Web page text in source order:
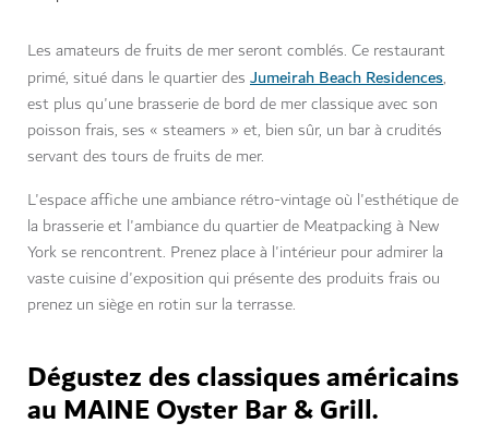
Les amateurs de fruits de mer seront comblés. Ce restaurant
primé, situé dans le quartier des Jumeirah Beach Residences,
est plus qu'une brasserie de bord de mer classique avec son
poisson frais, ses « steamers » et, bien sûr, un bar à crudités
servant des tours de fruits de mer.
L'espace affiche une ambiance rétro-vintage où l'esthétique de
la brasserie et l'ambiance du quartier de Meatpacking à New
York se rencontrent. Prenez place à l'intérieur pour admirer la
vaste cuisine d'exposition qui présente des produits frais ou
prenez un siège en rotin sur la terrasse.
Dégustez des classiques américains
au MAINE Oyster Bar & Grill.